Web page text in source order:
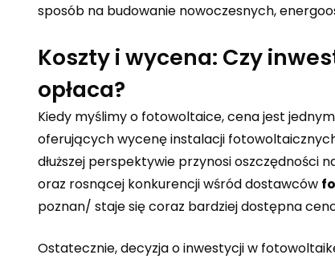
sposób na budowanie nowoczesnych,
Koszty i wycena: Czy
opłaca?
Kiedy myślimy o fotowoltaice, cena jest
oferujących wycenę instalacji
dłuższej perspektywie przynosi
oraz rosnącej konkurencji wśród dostawców
poznan/ staje się coraz bardziej dostępna
Ostatecznie, decyzja o inwestycji w